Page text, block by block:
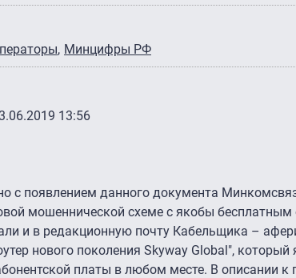
Минцифры РФ
13:56
с появлением данного документа
мошеннической схеме с якобы бесплатным
и в редакционную почту Кабельщика –
нового поколения Skyway Global",
платы в любом месте. В описании к